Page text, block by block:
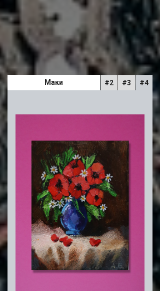
Маки #2 #3 #4